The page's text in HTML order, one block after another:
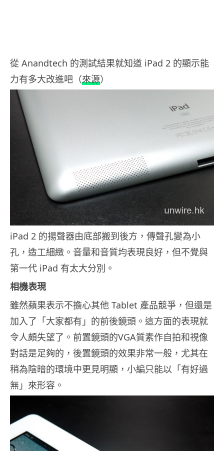
從 Anandtech 的測試結果就知道 iPad 2 的顯示能
力有多大改進吧（來源）
iPad 2 的揚聲器由底部搬到後方，傳聲孔變為小
孔，造工細緻。音量和音質均表現良好，但不覺與
第一代 iPad 有太大分別。
相機表現
雖然蘋果表示不擔心其他 Tablet 產品競爭，但還是
加入了「大家都有」的前後鏡頭。這方面的表現就
令人頗失望了。前置鏡頭的VGA質素作自拍和視像
對話是足夠的，後置鏡頭的效果非常一般，尤其在
稍為陰暗的環境中更見明顯，小編只能以「有好過
無」來形容。